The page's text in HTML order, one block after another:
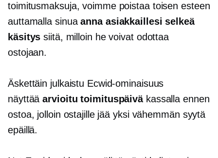
toimitusmaksuja, voimme poistaa toisen esteen
auttamalla sinuaanna asiakkaillesi selkeä
käsitys siitä, milloin he voivat odottaa
ostojaan.
Äskettäin julkaistu Ecwid-ominaisuus
näyttääarvioitu toimituspäiväkassalla ennen
ostoa, jolloin ostajille jää yksi vähemmän syytä
epäillä.